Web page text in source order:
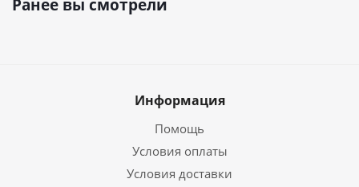
Ранее вы смотрели
Информация
Помощь
Условия оплаты
Условия доставки